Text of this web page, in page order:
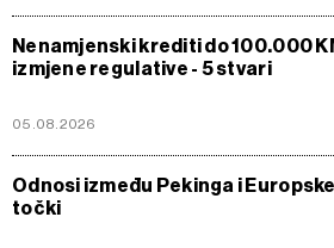
Nenamjenski krediti do 100.000
izmjene regulative - 5 stvari
05.08.2026
Odnosi između Pekinga i
točki